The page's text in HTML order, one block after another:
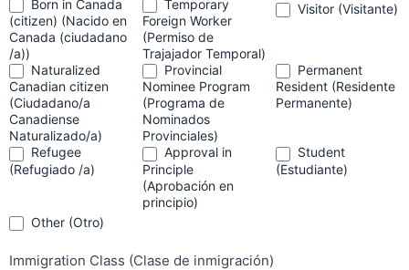
Born in Canada
(citizen) (Nacido en
Canada (ciudadano
/a))
Temporary
Foreign Worker
(Permiso de
Trajajador Temporal)
Visitor (Visitante)
Naturalized
Canadian citizen
(Ciudadano/a
Canadiense
Naturalizado/a)
Provincial
Nominee Program
(Programa de
Nominados
Provinciales)
Permanent
Resident (Residente
Permanente)
Refugee
(Refugiado /a)
Approval in
Principle
(Aprobación en
principio)
Student
(Estudiante)
Other (Otro)
Immigration Class (Clase de inmigración)